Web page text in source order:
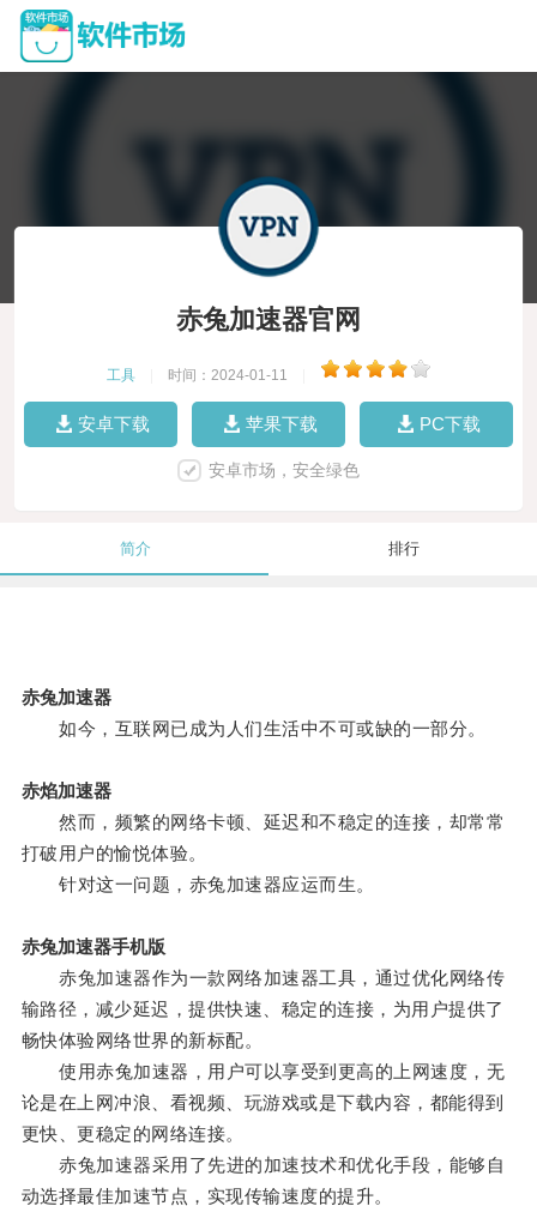
赤兔加速器官网
工具 时间：2024-01-11
安卓下载 苹果下载 PC下载
安卓市场，安全绿色
简介 排行
赤兔加速器
如今，互联网已成为人们生活中不可或缺的一部分。
赤焰加速器
然而，频繁的网络卡顿、延迟和不稳定的连接，却常常
打破用户的愉悦体验。
针对这一问题，赤兔加速器应运而生。
赤兔加速器手机版
赤兔加速器作为一款网络加速器工具，通过优化网络传
输路径，减少延迟，提供快速、稳定的连接，为用户提供了
畅快体验网络世界的新标配。
使用赤兔加速器，用户可以享受到更高的上网速度，无
论是在上网冲浪、看视频、玩游戏或是下载内容，都能得到
更快、更稳定的网络连接。
赤兔加速器采用了先进的加速技术和优化手段，能够自
动选择最佳加速节点，实现传输速度的提升。